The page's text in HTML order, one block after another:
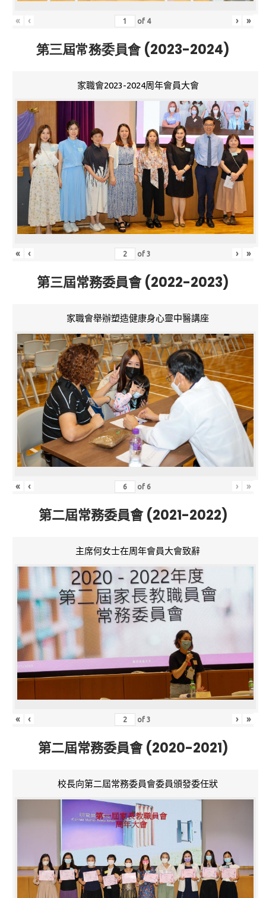
« ‹ of 4 › »
第三屆常務委員會 (2023-2024)
家職會2023-2024周年會員大會
« ‹ of3 › »
第三屆常務委員會 (2022-2023)
家職會舉辦塑造健康身心靈中醫講座
« ‹ of 6 › »
第二屆常務委員會 (2021-2022)
主席何女士在周年會員大會致辭
« ‹ of3 › »
第二屆常務委員會 (2020-2021)
校長向第二屆常務委員會委員頒發委任狀